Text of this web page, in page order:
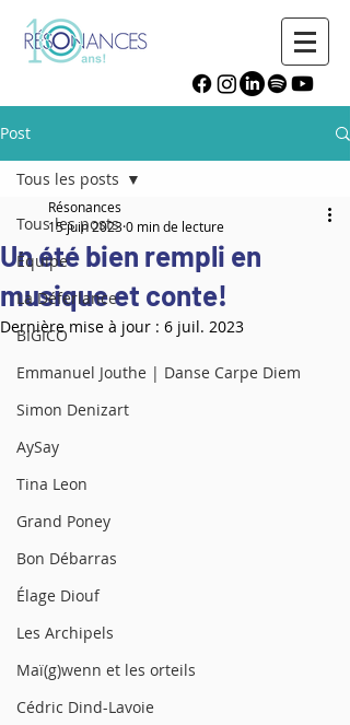
Post
Tous les posts
Équipe
La Déferlance
BIGICO
Emmanuel Jouthe | Danse Carpe Diem
Simon Denizart
AySay
Tina Leon
Grand Poney
Bon Débarras
Élage Diouf
Les Archipels
Maï(g)wenn et les orteils
Cédric Dind-Lavoie
Tous les posts
Un été bien rempli en
musique et conte!
Résonances
15 juin 20230 min de lecture
Dernière mise à jour : 6 juil. 2023